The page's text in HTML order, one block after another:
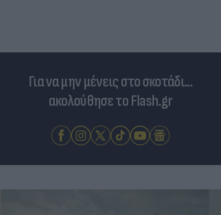
Για να μην μένεις στο σκοτάδι...
ακολούθησε το Flash.gr